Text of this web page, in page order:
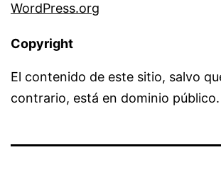
WordPress.org
Copyright
El contenido de este sitio, salvo
contrario, está en dominio público.